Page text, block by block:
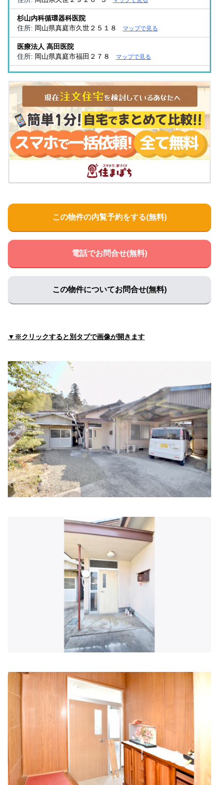
杉山内科循環器科医院
住所: 岡山県真庭市久世２５１８ マップで見る
医療法人 高田医院
住所: 岡山県真庭市福田２７８ マップで見る
みんなのクリニック
住所:岡山県真庭市惣１９５−５ マップで見る
三村医院
住所:岡山県真庭市久世２８５１ マップで見る
まにわ整形外科クリニック
住所:岡山県真庭市目木１８８５−１ マップで見る
はら内科クリニック
岡山県真庭市久世２３９９−１
この物件の内覧予約をする(無料)
電話でお問合せ(無料)
この物件についてお問合せ(無料)
▼※クリックすると別タブで画像が開きます